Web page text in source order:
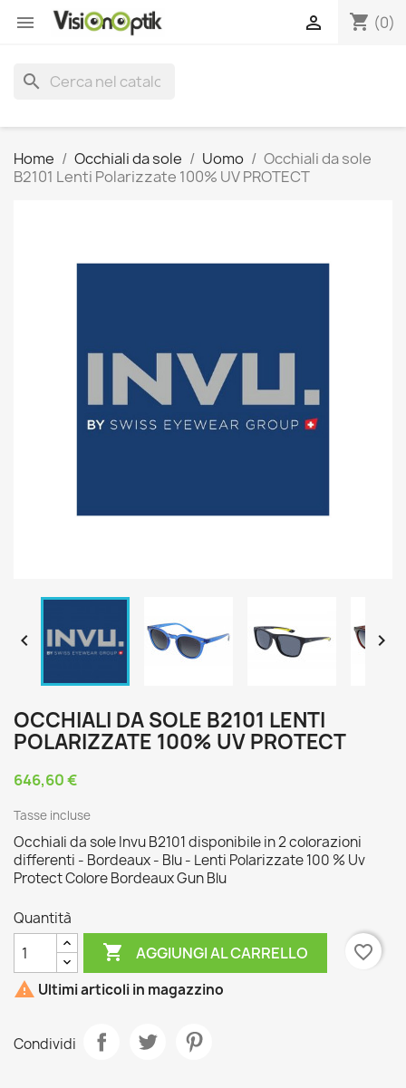
 shopping_cart (0)

search
Home Occhiali da sole Uomo
Occhiali da sole
B2101 Lenti Polarizzate 100% UV PROTECT
 
OCCHIALI DA SOLE B2101 LENTI
POLARIZZATE 100% UV PROTECT
646,60 €
Tasse incluse
Occhiali da sole Invu B2101 disponibile in 2 colorazioni
differenti - Bordeaux - Blu - Lenti Polarizzate 100 % Uv
Protect Colore Bordeaux Gun Blu
Quantità
 AGGIUNGI AL CARRELLO
favorite_border
 Ultimi articoli in magazzino
Condividi